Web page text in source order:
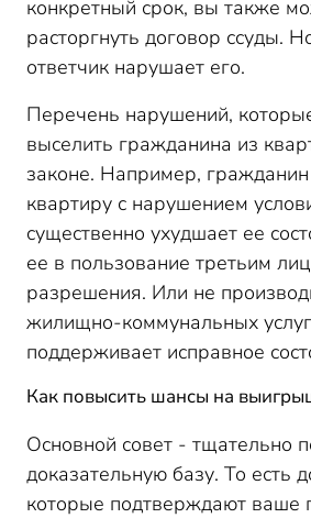
конкретный срок, вы также
расторгнуть договор ссуды.
ответчик нарушает его.
Перечень нарушений,
выселить гражданина из
законе. Например, гражданин
квартиру с нарушением
существенно ухудшает ее
ее в пользование третьим
разрешения. Или не
жилищно-коммунальных
поддерживает исправное
Как повысить шансы на
Основной совет - тщательно
доказательную базу. То есть
которые подтверждают ваше